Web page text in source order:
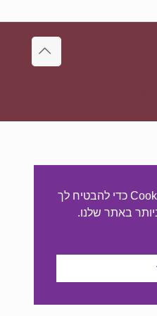
אתר זה משתמש בקובצי Cookie כדי להבטיח לך
באתר שלנו.